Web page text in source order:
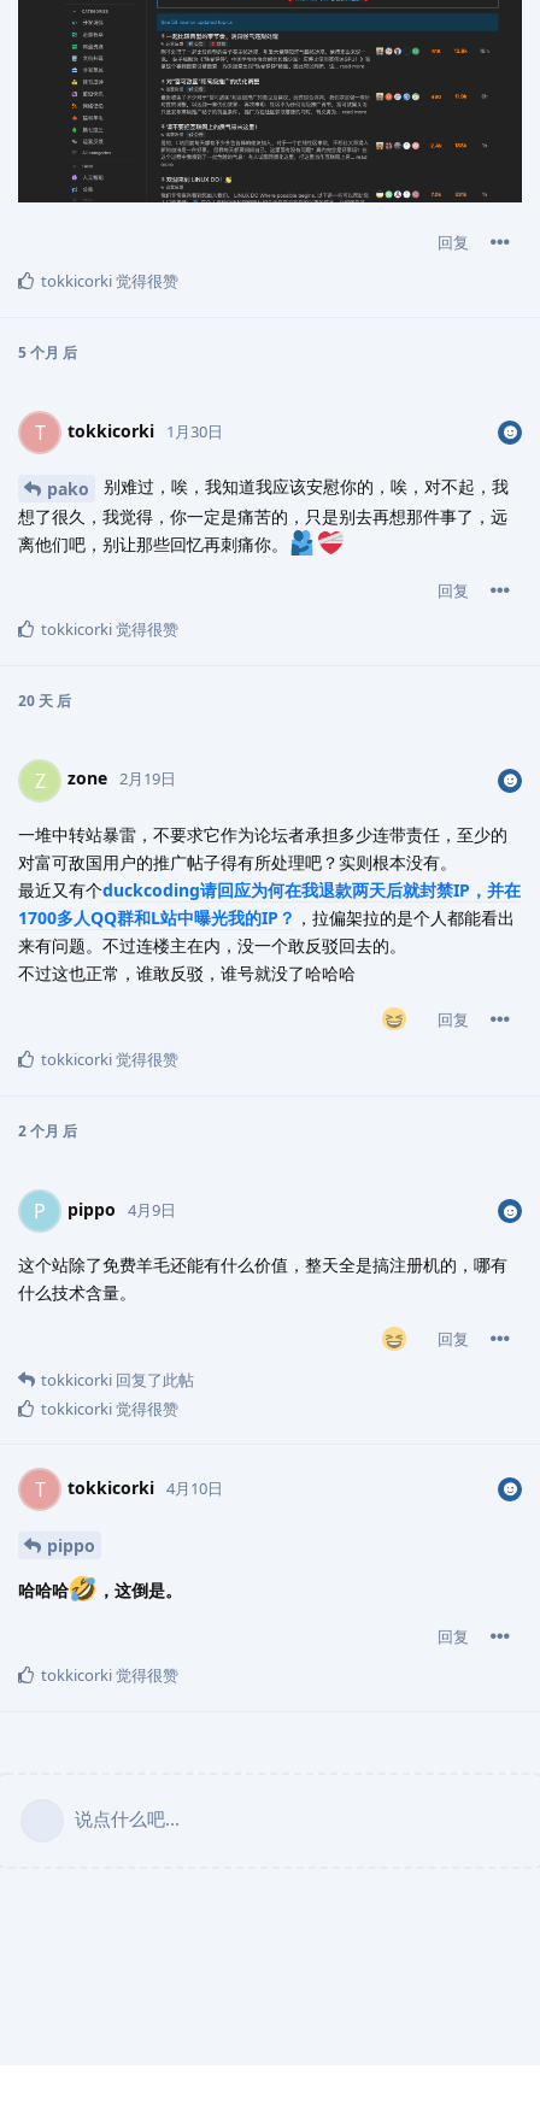
回复
tokkicorki觉得很赞
5 个月 后
T tokkicorki 1月30日
pako
别难过，唉，我知道我应该安慰你的，唉，对不起，我
想了很久，我觉得，你一定是痛苦的，只是别去再想那件事了，远
离他们吧，别让那些回忆再刺痛你。
回复
tokkicorki觉得很赞
20 天 后
Z zone 2月19日
一堆中转站暴雷，不要求它作为论坛者承担多少连带责任，至少的
对富可敌国用户的推广帖子得有所处理吧？实则根本没有。
最近又有个duckcoding请回应为何在我退款两天后就封禁IP，并在
1700多人QQ群和L站中曝光我的IP？ ，拉偏架拉的是个人都能看出
来有问题。不过连楼主在内，没一个敢反驳回去的。
不过这也正常，谁敢反驳，谁号就没了哈哈哈
回复
tokkicorki觉得很赞
2 个月 后
P pippo 4月9日
这个站除了免费羊毛还能有什么价值，整天全是搞注册机的，哪有
什么技术含量。
回复
tokkicorki 回复了此帖
tokkicorki觉得很赞
T tokkicorki 4月10日
pippo
哈哈哈
，这倒是。
回复
tokkicorki觉得很赞
说点什么吧...